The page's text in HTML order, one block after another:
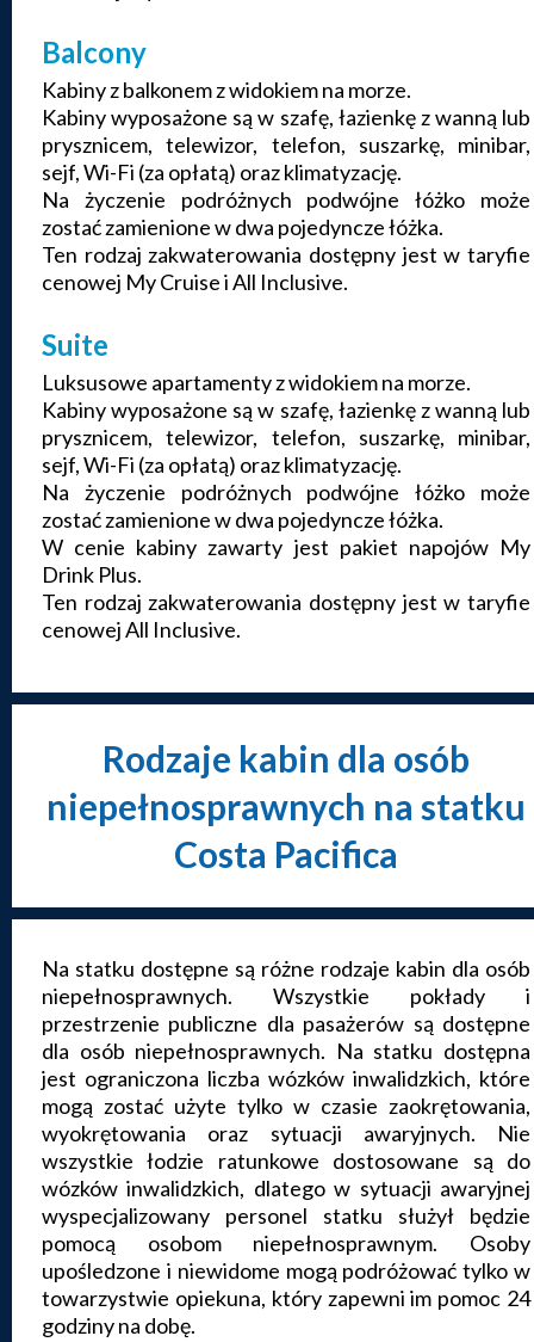
Balcony
Kabiny z balkonem z widokiem na morze.
Kabiny wyposażone są w szafę, łazienkę z wanną lub
prysznicem, telewizor, telefon, suszarkę, minibar,
sejf, Wi-Fi (za opłatą) oraz klimatyzację.
Na życzenie podróżnych podwójne łóżko może
zostać zamienione w dwa pojedyncze łóżka.
Ten rodzaj zakwaterowania dostępny jest w taryfie
cenowej My Cruise i All Inclusive.
Suite
Luksusowe apartamenty z widokiem na morze.
Kabiny wyposażone są w szafę, łazienkę z wanną lub
prysznicem, telewizor, telefon, suszarkę, minibar,
sejf, Wi-Fi (za opłatą) oraz klimatyzację.
Na życzenie podróżnych podwójne łóżko może
zostać zamienione w dwa pojedyncze łóżka.
W cenie kabiny zawarty jest pakiet napojów My
Drink Plus.
Ten rodzaj zakwaterowania dostępny jest w taryfie
cenowej All Inclusive.
Rodzaje kabin dla osób
niepełnosprawnych na statku
Costa Pacifica
Na statku dostępne są różne rodzaje kabin dla osób
niepełnosprawnych. Wszystkie pokłady i
przestrzenie publiczne dla pasażerów są dostępne
dla osób niepełnosprawnych. Na statku dostępna
jest ograniczona liczba wózków inwalidzkich, które
mogą zostać użyte tylko w czasie zaokrętowania,
wyokrętowania oraz sytuacji awaryjnych. Nie
wszystkie łodzie ratunkowe dostosowane są do
wózków inwalidzkich, dlatego w sytuacji awaryjnej
wyspecjalizowany personel statku służył będzie
pomocą osobom niepełnosprawnym. Osoby
upośledzone i niewidome mogą podróżować tylko w
towarzystwie opiekuna, który zapewni im pomoc 24
godziny na dobę.